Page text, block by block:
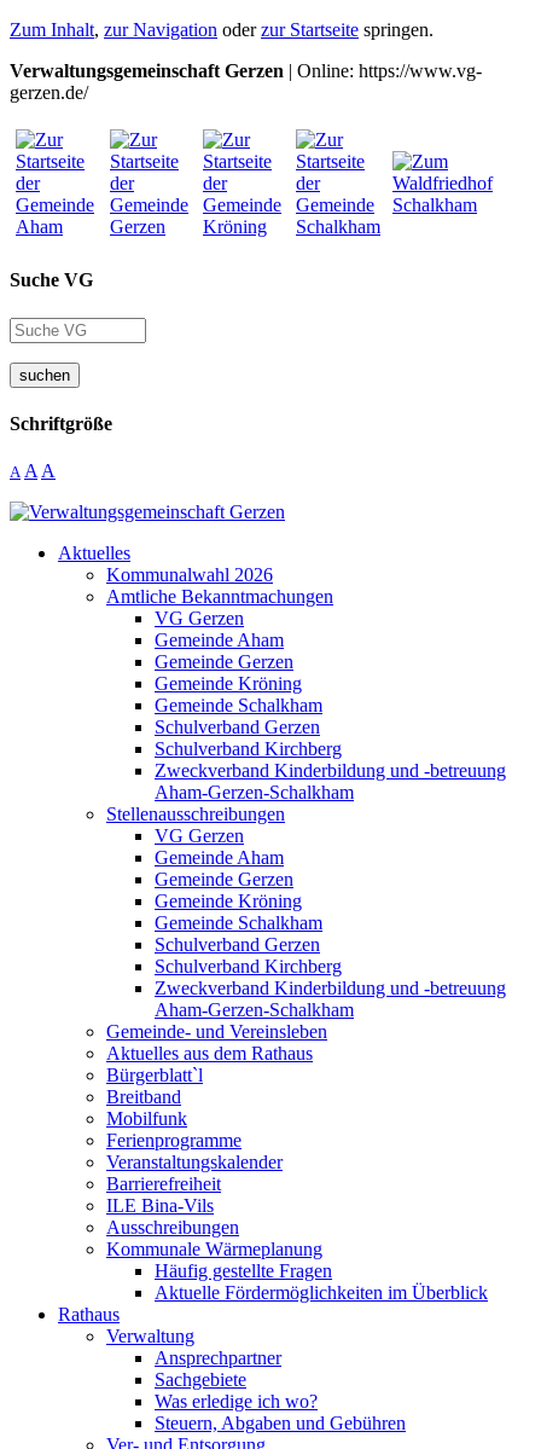
Zum Inhalt, zur Navigation oderzur Startseite springen.
Verwaltungsgemeinschaft Gerzen | Online: https://www.vg-
gerzen.de/
Suche VG
suchen
Schriftgröße
A A A
Aktuelles
Kommunalwahl 2026
Amtliche Bekanntmachungen
VG Gerzen
Gemeinde Aham
Gemeinde Gerzen
Gemeinde Kröning
Gemeinde Schalkham
Schulverband Gerzen
Schulverband Kirchberg
Zweckverband Kinderbildung und -betreuung
Aham-Gerzen-Schalkham
Stellenausschreibungen
VG Gerzen
Gemeinde Aham
Gemeinde Gerzen
Gemeinde Kröning
Gemeinde Schalkham
Schulverband Gerzen
Schulverband Kirchberg
Zweckverband Kinderbildung und -betreuung
Aham-Gerzen-Schalkham
Gemeinde- und Vereinsleben
Aktuelles aus dem Rathaus
Bürgerblatt`l
Breitband
Mobilfunk
Ferienprogramme
Veranstaltungskalender
Barrierefreiheit
ILE Bina-Vils
Ausschreibungen
Kommunale Wärmeplanung
Häufig gestellte Fragen
Aktuelle Fördermöglichkeiten im Überblick
Rathaus
Verwaltung
Ansprechpartner
Sachgebiete
Was erledige ich wo?
Steuern, Abgaben und Gebühren
Ver- und Entsorgung